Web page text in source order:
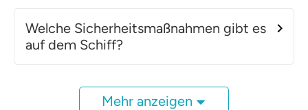
Welche Sicherheitsmaßnahmen gibt es
auf dem Schiff?
Mehr anzeigen